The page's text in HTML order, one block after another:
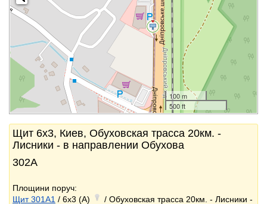
100 m
500 ft
Щит 6x3, Киев, Обуховская трасса 20км. -
Лисники - в направлении Обухова
302А
Площини поруч:
Щит 301A1 / 6x3 (A) / Обуховская трасса 20км. - Лисники -